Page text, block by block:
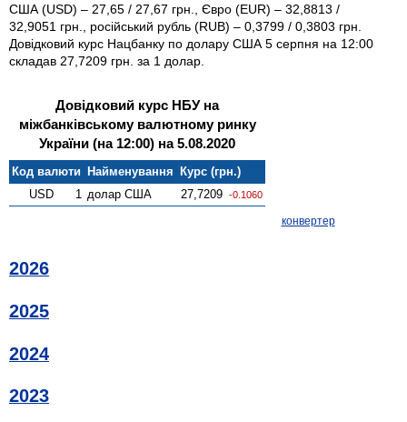
США (USD) – 27,65 / 27,67 грн., Євро (EUR) – 32,8813 /
32,9051 грн., російський рубль (RUB) – 0,3799 / 0,3803 грн.
Довідковий курс Нацбанку по долару США 5 серпня на 12:00
складав 27,7209 грн. за 1 долар.
Довідковий курс НБУ на
міжбанківському валютному ринку
України (на 12:00) на 5.08.2020
Код валюти Найменування
Курс (грн.)
USD
1 долар США 27,7209 -0.1060
конвертер
2026
2025
2024
2023